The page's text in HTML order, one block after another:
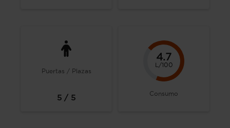
Puertas / Plazas
5 / 5
4.7
L/100
Consumo